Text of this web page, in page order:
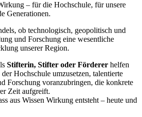
– für die Hochschule, für unsere
Generationen.
ob technologisch, geopolitisch und
und Forschung eine wesentliche
unserer Region.
Stifterin, Stifter oder Förderer helfen
Hochschule umzusetzen, talentierte
Forschung voranzubringen, die konkrete
Zeit aufgreift.
aus Wissen Wirkung entsteht – heute und